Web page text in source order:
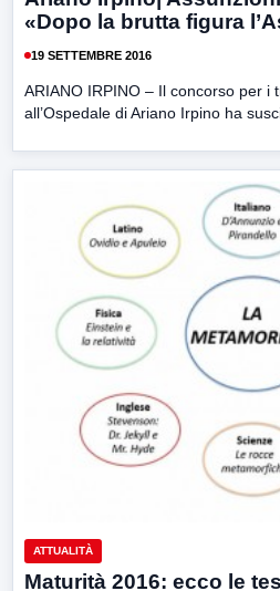
«Dopo la brutta figura
19 SETTEMBRE 2016
ARIANO IRPINO – Il concorso per i
all’Ospedale di Ariano Irpino ha
ATTUALITÀ
Maturità 2016: ecco le